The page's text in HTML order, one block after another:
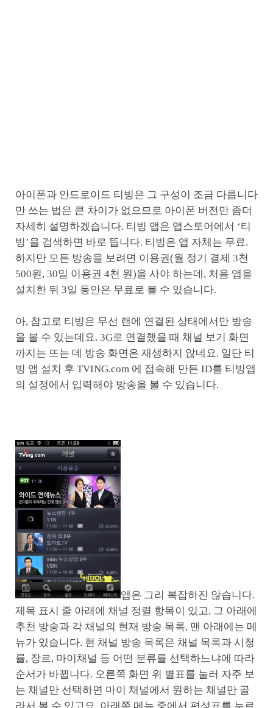
아이폰과 안드로이드 티빙은 그 구성이 조금 다릅니다
만 쓰는 법은 큰 차이가 없으므로 아이폰 버전만 좀더
자세히 설명하겠습니다. 티빙 앱은 앱스토어에서 ‘티
빙’을 검색하면 바로 뜹니다. 티빙은 앱 자체는 무료.
하지만 모든 방송을 보려면 이용권(월 정기 결제 3천
500원, 30일 이용권 4천 원)을 사야 하는데, 처음 앱을
설치한 뒤 3일 동안은 무료로 볼 수 있습니다.
아, 참고로 티빙은 무선 랜에 연결된 상태에서만 방송
을 볼 수 있는데요. 3G로 연결했을 때 채널 보기 화면
까지는 뜨는 데 방송 화면은 재생하지 않네요. 일단 티
빙 앱 설치 후 TVING.com 에 접속해 만든 ID를 티빙앱
의 설정에서 입력해야 방송을 볼 수 있습니다.
앱은 그리 복잡하진 않습니다.
제목 표시 줄 아래에 채널 정렬 항목이 있고, 그 아래에
추천 방송과 각 채널의 현재 방송 목록, 맨 아래에는 메
뉴가 있습니다. 현 채널 방송 목록은 채널 목록과 시청
률, 장르, 마이채널 등 어떤 분류를 선택하느냐에 따라
순서가 바뀝니다. 오른쪽 화면 위 별표를 눌러 자주 보
는 채널만 선택하면 마이 채널에서 원하는 채널만 골
라서 볼 수 있고요. 아래쪽 메뉴 중에서 편성표를 누르